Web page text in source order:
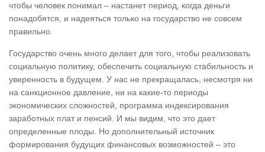
чтобы человек понимал – настанет период, когда деньги
понадобятся, и надеяться только на государство не совсем
правильно.
Государство очень много делает для того, чтобы реализовать
социальную политику, обеспечить социальную стабильность и
уверенность в будущем. У нас не прекращалась, несмотря ни
на санкционное давление, ни на какие-то периоды
экономических сложностей, программа индексирования
заработных плат и пенсий. И мы видим, что это дает
определенные плоды. Но дополнительный источник
формирования будущих финансовых возможностей – это